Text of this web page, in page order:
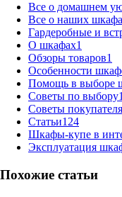
Все о домашнем
Все о наших
Гардеробные и
О шкафах1
Обзоры товаров1
Особенности
Помощь в выборе
Советы по выбору1
Советы
Статьи124
Шкафы-купе в
Эксплуатация
Похожие статьи